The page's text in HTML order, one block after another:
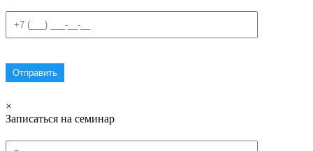
×
Записаться на семинар